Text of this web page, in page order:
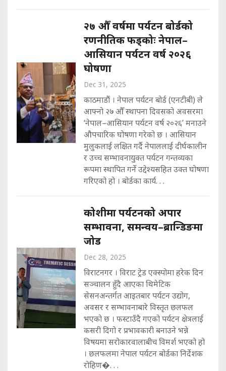
२७ औँ वर्षमा पर्यटन बोर्डको
रणनीतिक फड्कोः नेपाल–
आसियान पर्यटन वर्ष २०२६
घोषणा
Dec 31, 2025
काठमाडौं । नेपाल पर्यटन बोर्ड (एनटीबी) ले
आफ्नो २७ औँ स्थापना दिवसको अवसरमा
‘नेपाल–आसियान पर्यटन वर्ष २०२६’ मनाउने
औपचारिक घोषणा गरेको छ । आसियान
मुलुकलाई लक्षित गर्दै नेपाललाई दीर्घकालीन
र उच्च सम्भावनायुक्त पर्यटन गन्तव्यका
रूपमा स्थापित गर्ने उद्देश्यसहित उक्त घोषणा
गरिएको हो । बोर्डका कार्य. . .
कोशीमा पर्यटनको अपार
सम्भावना, समन्वय–ब्रान्डिङमा
जोड
Dec 28, 2025
विराटनगर । विराट ट्रेड एक्स्पोमा हरेक दिन
सञ्चालन हुँदै आएका थिमेटिक
सेसनअन्तर्गत आइतबार पर्यटन उद्योग,
अवसर र सम्भावनाबारे विस्तृत छलफल
भएको छ । फस्टाउँदै गएको पर्यटन क्षेत्रलाई
कसरी दिगो र प्रभावकारी बनाउने भन्ने
विषयमा सरोकारवालाबीच विमर्श भएको हो
। छलफलमा नेपाल पर्यटन बोर्डका निर्देशक
रोहिण�. . .